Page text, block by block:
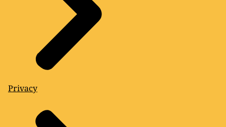
Privacy